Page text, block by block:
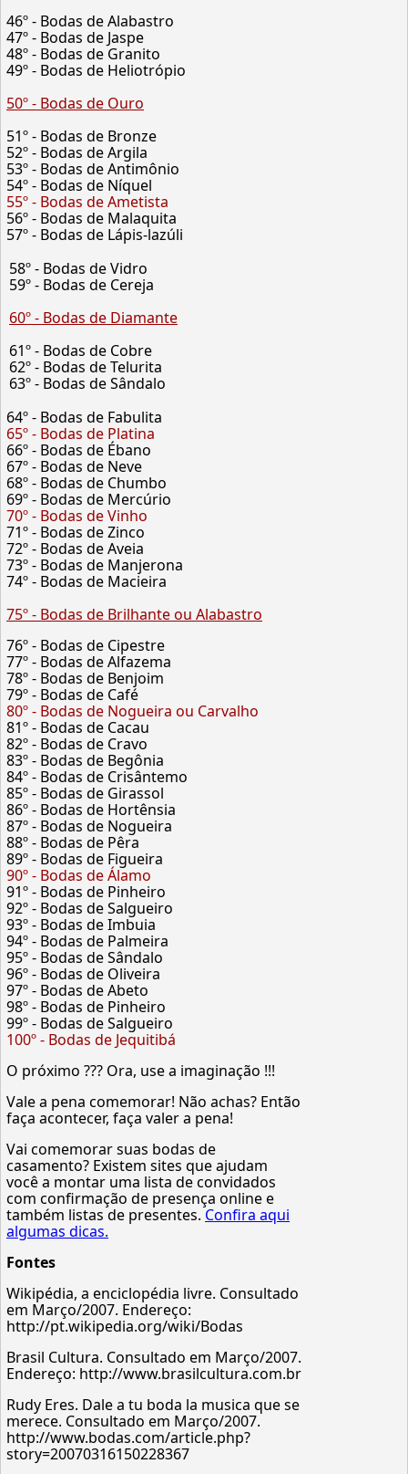
46º - Bodas de Alabastro
47º - Bodas de Jaspe
48º - Bodas de Granito
49º - Bodas de Heliotrópio
50º - Bodas de Ouro
51º - Bodas de Bronze
52º - Bodas de Argila
53º - Bodas de Antimônio
54º - Bodas de Níquel
55º - Bodas de Ametista
56º - Bodas de Malaquita
57º - Bodas de Lápis-lazúli
58º - Bodas de Vidro
59º - Bodas de Cereja
60º - Bodas de Diamante
61º - Bodas de Cobre
62º - Bodas de Telurita
63º - Bodas de Sândalo
64º - Bodas de Fabulita
65º - Bodas de Platina
66º - Bodas de Ébano
67º - Bodas de Neve
68º - Bodas de Chumbo
69º - Bodas de Mercúrio
70º - Bodas de Vinho
71º - Bodas de Zinco
72º - Bodas de Aveia
73º - Bodas de Manjerona
74º - Bodas de Macieira
75º - Bodas de Brilhante ou Alabastro
76º - Bodas de Cipestre
77º - Bodas de Alfazema
78º - Bodas de Benjoim
79º - Bodas de Café
80º - Bodas de Nogueira ou Carvalho
81º - Bodas de Cacau
82º - Bodas de Cravo
83º - Bodas de Begônia
84º - Bodas de Crisântemo
85º - Bodas de Girassol
86º - Bodas de Hortênsia
87º - Bodas de Nogueira
88º - Bodas de Pêra
89º - Bodas de Figueira
90º - Bodas de Álamo
91º - Bodas de Pinheiro
92º - Bodas de Salgueiro
93º - Bodas de Imbuia
94º - Bodas de Palmeira
95º - Bodas de Sândalo
96º - Bodas de Oliveira
97º - Bodas de Abeto
98º - Bodas de Pinheiro
99º - Bodas de Salgueiro
100º - Bodas de Jequitibá
O próximo ??? Ora, use a imaginação !!!
Vale a pena comemorar! Não achas? Então
faça acontecer, faça valer a pena!
Vai comemorar suas bodas de
casamento? Existem sites que ajudam
você a montar uma lista de convidados
com confirmação de presença online e
também listas de presentes. Confira aqui
algumas dicas.
Fontes
Wikipédia, a enciclopédia livre. Consultado
em Março/2007. Endereço:
http://pt.wikipedia.org/wiki/Bodas
Brasil Cultura. Consultado em Março/2007.
Endereço: http://www.brasilcultura.com.br
Rudy Eres. Dale a tu boda la musica que se
merece. Consultado em Março/2007.
http://www.bodas.com/article.php?
story=20070316150228367